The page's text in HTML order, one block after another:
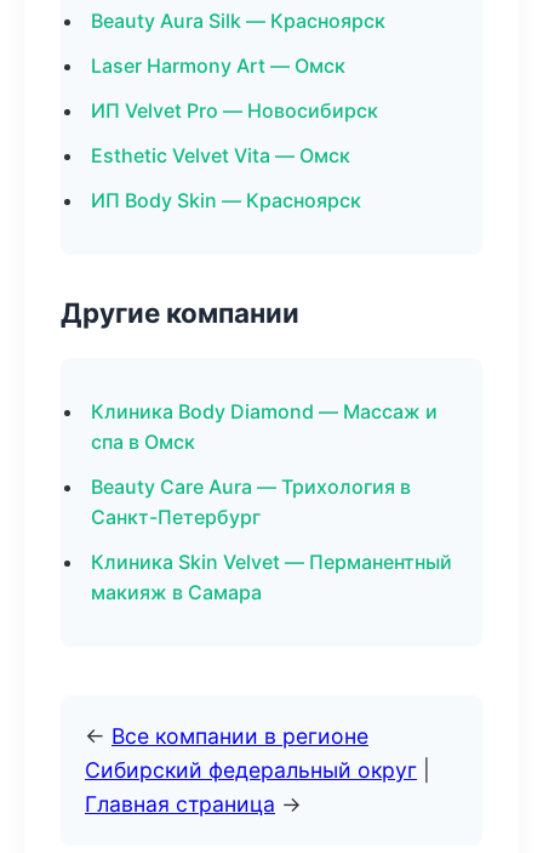
Beauty Aura Silk — Красноярск
Laser Harmony Art — Омск
ИП Velvet Pro — Новосибирск
Esthetic Velvet Vita — Омск
ИП Body Skin — Красноярск
Другие компании
Клиника Body Diamond — Массаж и
спа в Омск
Beauty Care Aura — Трихология в
Санкт-Петербург
Клиника Skin Velvet — Перманентный
макияж в Самара
← Все компании в регионе
Сибирский федеральный округ
Главная страница →